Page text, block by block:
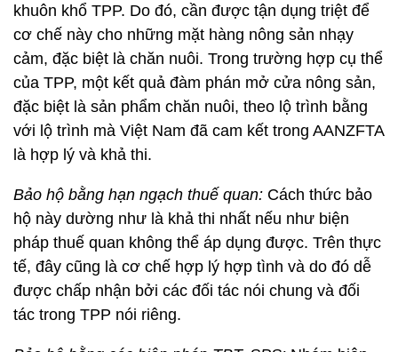
khuôn khổ TPP. Do đó, cần được tận dụng triệt để
cơ chế này cho những mặt hàng nông sản nhạy
cảm, đặc biệt là chăn nuôi. Trong trường hợp cụ thể
của TPP, một kết quả đàm phán mở cửa nông sản,
đặc biệt là sản phẩm chăn nuôi, theo lộ trình bằng
với lộ trình mà Việt Nam đã cam kết trong AANZFTA
là hợp lý và khả thi.
Bảo hộ bằng hạn ngạch thuế quan: Cách thức bảo
hộ này dường như là khả thi nhất nếu như biện
pháp thuế quan không thể áp dụng được. Trên thực
tế, đây cũng là cơ chế hợp lý hợp tình và do đó dễ
được chấp nhận bởi các đối tác nói chung và đối
tác trong TPP nói riêng.